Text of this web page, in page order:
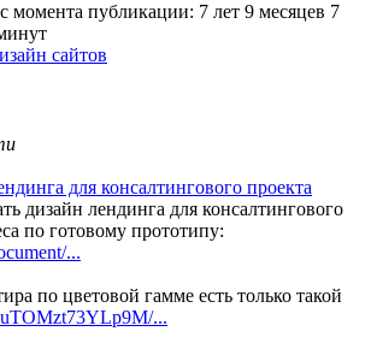
момента публикации: 7 лет 9 месяцев 7
сайтов
для консалтингового проекта
дизайн лендинга для консалтингового
по готовому прототипу:
...
по цветовой гамме есть только такой
...